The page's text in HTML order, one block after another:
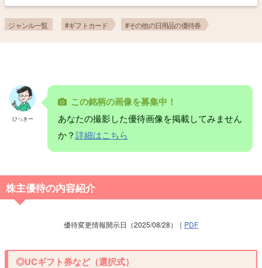
ジャンル一覧 #ギフトカード #その他の日用品の優待券
ひっきー
この銘柄の画像を募集中！
あなたの撮影した優待画像を掲載してみません
か？詳細はこちら
株主優待の内容紹介
優待変更情報開示日（2025/08/28）｜ PDF
◎UCギフト券など（選択式）